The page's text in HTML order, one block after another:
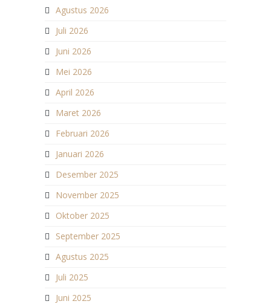
Agustus 2026
Juli 2026
Juni 2026
Mei 2026
April 2026
Maret 2026
Februari 2026
Januari 2026
Desember 2025
November 2025
Oktober 2025
September 2025
Agustus 2025
Juli 2025
Juni 2025